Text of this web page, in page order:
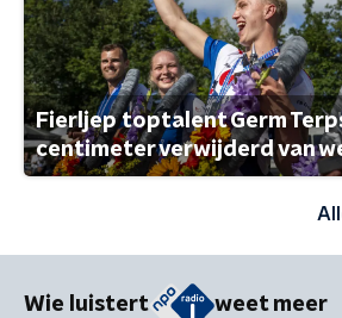
Fierljep toptalent Germ
centimeter verwijderd van
Wie luistert weet meer